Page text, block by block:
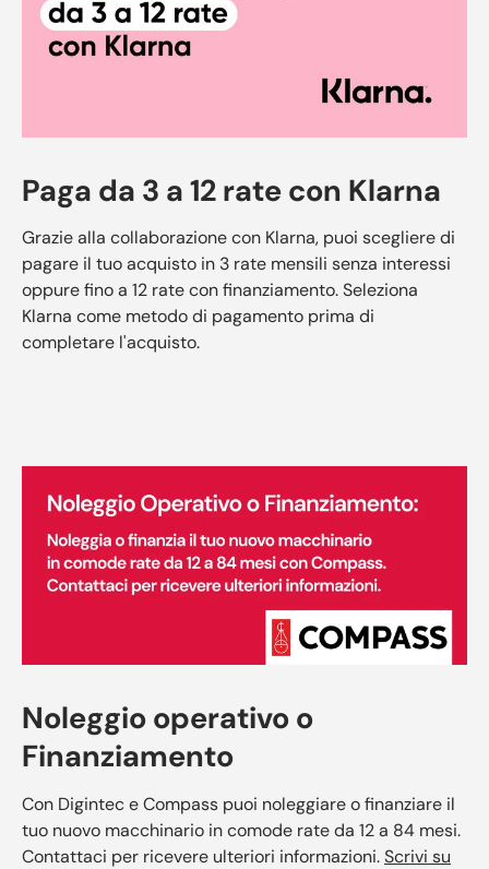
Paga da 3 a 12 rate con Klarna
Grazie alla collaborazione con Klarna, puoi scegliere di
pagare il tuo acquisto in 3 rate mensili senza interessi
oppure fino a 12 rate con finanziamento. Seleziona
Klarna come metodo di pagamento prima di
completare l'acquisto.
Noleggio operativo o
Finanziamento
Con Digintec e Compass puoi noleggiare o finanziare il
tuo nuovo macchinario in comode rate da 12 a 84 mesi.
Contattaci per ricevere ulteriori informazioni.Scrivi su